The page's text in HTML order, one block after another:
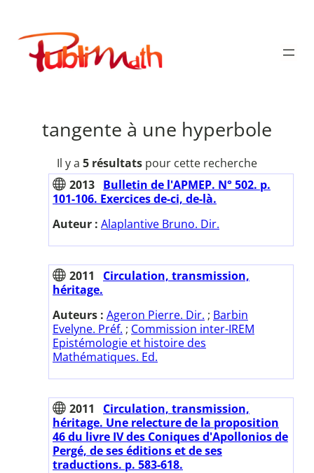
contenu
Publimath
tangente à une hyperbole
Il y a 5 résultats pour cette recherche
2013 Bulletin de l'APMEP. N° 502. p.
101-106. Exercices de-ci, de-là.
Auteur : Alaplantive Bruno. Dir.
2011
Circulation, transmission,
héritage.
Auteurs : Ageron Pierre. Dir. ; Barbin
Evelyne. Préf. ; Commission inter-IREM
Epistémologie et histoire des
Mathématiques. Ed.
2011
Circulation, transmission,
héritage. Une relecture de la proposition
46 du livre IV des Coniques d'Apollonios de
Pergé, de ses éditions et de ses
traductions. p. 583-618.